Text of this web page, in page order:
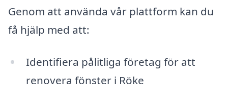
Genom att använda vår plattform kan du
få hjälp med att:
Identifiera pålitliga företag för att
renovera fönster i Röke